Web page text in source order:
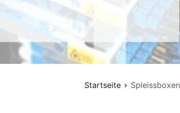
Startseite Spleissboxen